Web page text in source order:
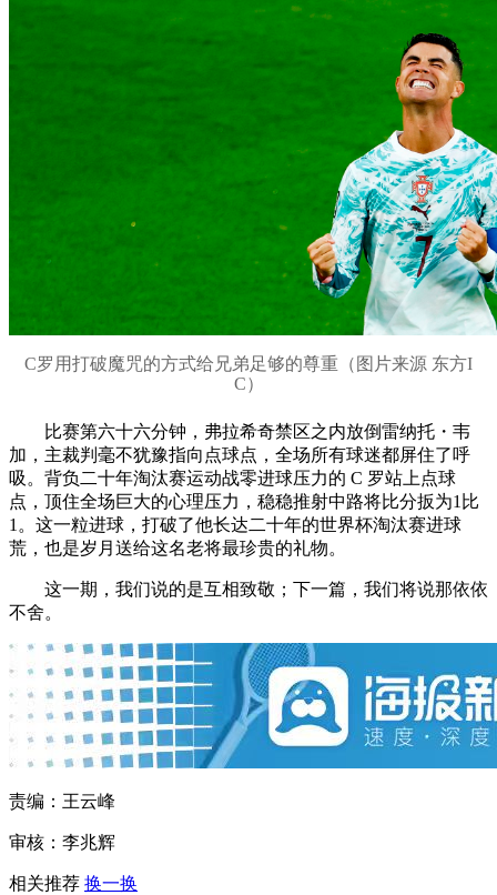
C罗用打破魔咒的方式给兄弟足够的尊重（图片来源 东方I
C）
比赛第六十六分钟，弗拉希奇禁区之内放倒雷纳托・韦
加，主裁判毫不犹豫指向点球点，全场所有球迷都屏住了呼
吸。背负二十年淘汰赛运动战零进球压力的 C 罗站上点球
点，顶住全场巨大的心理压力，稳稳推射中路将比分扳为1比
1。这一粒进球，打破了他长达二十年的世界杯淘汰赛进球
荒，也是岁月送给这名老将最珍贵的礼物。
这一期，我们说的是互相致敬；下一篇，我们将说那依依
不舍。
责编：王云峰
审核：李兆辉
相关推荐 换一换